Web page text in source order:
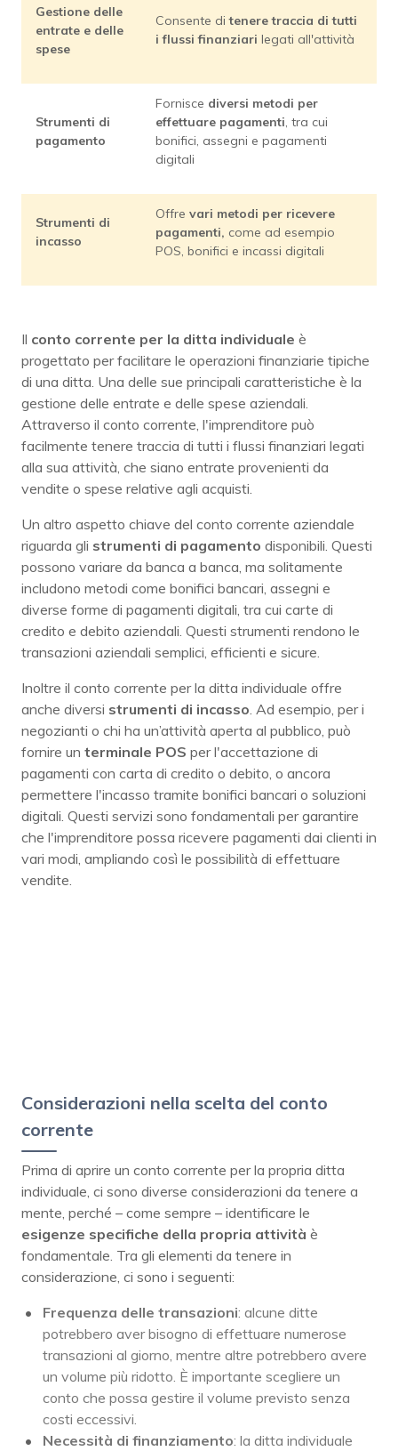
Gestione delle
entrate e delle
spese
Consente ditenere traccia di tutti
i flussi finanziari legati all'attività
Strumenti di
pagamento
Fornisce diversi metodi per
effettuare pagamenti , tra cui
bonifici, assegni e pagamenti
digitali
Strumenti di
incasso
Offre vari metodi per ricevere
pagamenti, come ad esempio
POS, bonifici e incassi digitali
Il conto corrente per la ditta individuale è
progettato per facilitare le operazioni finanziarie tipiche
di una ditta. Una delle sue principali caratteristiche è la
gestione delle entrate e delle spese aziendali.
Attraverso il conto corrente, l'imprenditore può
facilmente tenere traccia di tutti i flussi finanziari legati
alla sua attività, che siano entrate provenienti da
vendite o spese relative agli acquisti.
Un altro aspetto chiave del conto corrente aziendale
riguarda gli strumenti di pagamento disponibili. Questi
possono variare da banca a banca, ma solitamente
includono metodi come bonifici bancari, assegni e
diverse forme di pagamenti digitali, tra cui carte di
credito e debito aziendali. Questi strumenti rendono le
transazioni aziendali semplici, efficienti e sicure.
Inoltre il conto corrente per la ditta individuale offre
anche diversi strumenti di incasso . Ad esempio, per i
negozianti o chi ha un’attività aperta al pubblico, può
fornire un terminale POS per l'accettazione di
pagamenti con carta di credito o debito, o ancora
permettere l'incasso tramite bonifici bancari o soluzioni
digitali. Questi servizi sono fondamentali per garantire
che l'imprenditore possa ricevere pagamenti dai clienti in
vari modi, ampliando così le possibilità di effettuare
vendite.
Considerazioni nella scelta del conto
corrente
Prima di aprire un conto corrente per la propria ditta
individuale, ci sono diverse considerazioni da tenere a
mente, perché – come sempre – identificare le
esigenze specifiche della propria attività è
fondamentale. Tra gli elementi da tenere in
considerazione, ci sono i seguenti:
Frequenza delle transazioni: alcune ditte
potrebbero aver bisogno di effettuare numerose
transazioni al giorno, mentre altre potrebbero avere
un volume più ridotto. È importante scegliere un
conto che possa gestire il volume previsto senza
costi eccessivi.
Necessità di finanziamento: la ditta individuale